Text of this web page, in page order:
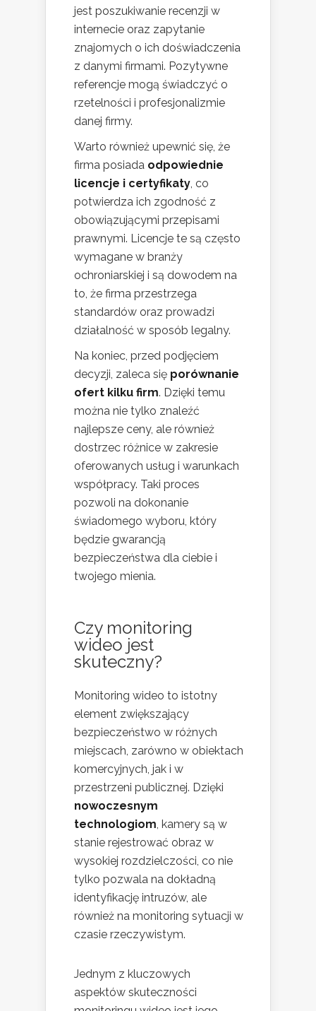
jest poszukiwanie recenzji w
internecie oraz zapytanie
znajomych o ich doświadczenia
z danymi firmami. Pozytywne
referencje mogą świadczyć o
rzetelności i profesjonalizmie
danej firmy.
Warto również upewnić się, że
firma posiada odpowiednie
licencje i certyfikaty , co
potwierdza ich zgodność z
obowiązującymi przepisami
prawnymi. Licencje te są często
wymagane w branży
ochroniarskiej i są dowodem na
to, że firma przestrzega
standardów oraz prowadzi
działalność w sposób legalny.
Na koniec, przed podjęciem
decyzji, zaleca się porównanie
ofert kilku firm. Dzięki temu
można nie tylko znaleźć
najlepsze ceny, ale również
dostrzec różnice w zakresie
oferowanych usług i warunkach
współpracy. Taki proces
pozwoli na dokonanie
świadomego wyboru, który
będzie gwarancją
bezpieczeństwa dla ciebie i
twojego mienia.
Czy monitoring
wideo jest
skuteczny?
Monitoring wideo to istotny
element zwiększający
bezpieczeństwo w różnych
miejscach, zarówno w obiektach
komercyjnych, jak i w
przestrzeni publicznej. Dzięki
nowoczesnym
technologiom , kamery są w
stanie rejestrować obraz w
wysokiej rozdzielczości, co nie
tylko pozwala na dokładną
identyfikację intruzów, ale
również na monitoring sytuacji w
czasie rzeczywistym.
Jednym z kluczowych
aspektów skuteczności